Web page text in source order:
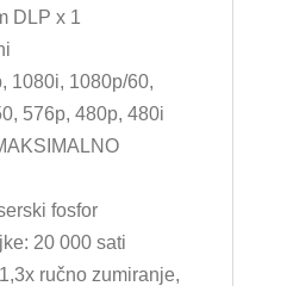
DLP x 1
1080i, 1080p/60,
576p, 480p, 480i
fosfor
20 000 sati
ručno zumiranje,